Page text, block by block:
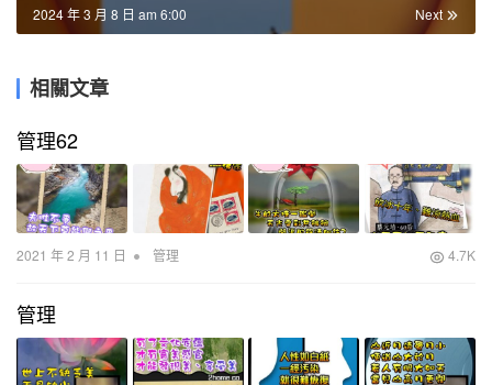
Next
2024 年 3 月 8 日 am 6:00
相關文章
管理62
2021 年 2 月 11 日 • 管理 4.7K
管理